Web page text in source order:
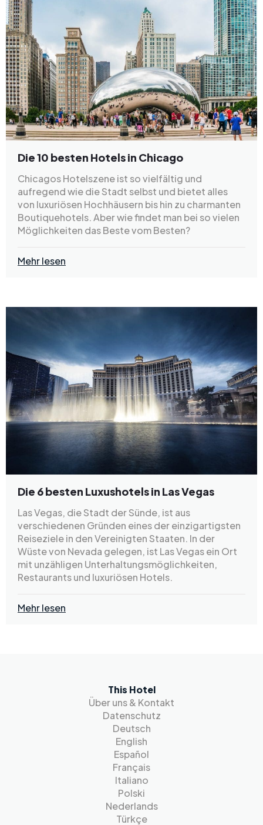
Die 10 besten Hotels in Chicago
Chicagos Hotelszene ist so vielfältig und
aufregend wie die Stadt selbst und bietet alles
von luxuriösen Hochhäusern bis hin zu charmanten
Boutiquehotels. Aber wie findet man bei so vielen
Möglichkeiten das Beste vom Besten?
Mehr lesen
Die 6 besten Luxushotels in Las Vegas
Las Vegas, die Stadt der Sünde, ist aus
verschiedenen Gründen eines der einzigartigsten
Reiseziele in den Vereinigten Staaten. In der
Wüste von Nevada gelegen, ist Las Vegas ein Ort
mit unzähligen Unterhaltungsmöglichkeiten,
Restaurants und luxuriösen Hotels.
Mehr lesen
This Hotel
Über uns & Kontakt
Datenschutz
Deutsch
English
Español
Français
Italiano
Polski
Nederlands
Türkçe